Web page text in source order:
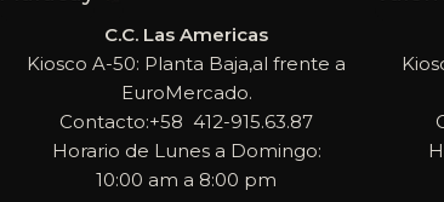
C.C. Las Americas
Kiosco A-50: Planta Baja,al frente a
EuroMercado.
Contacto:+58 412-915.63.87
Horario de Lunes a Domingo:
10:00 am a 8:00 pm